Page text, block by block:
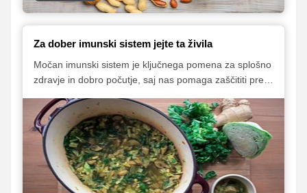
Za dober imunski sistem jejte ta živila
Močan imunski sistem je ključnega pomena za splošno
zdravje in dobro počutje, saj nas pomaga zaščititi pred
K dobri imunosti pripomore tudi zdrava in
uravnotežena prehrana, bogata z živili, ki pomagajo
krepiti vaš imunski sistem in vas ohranjajo zdrave.